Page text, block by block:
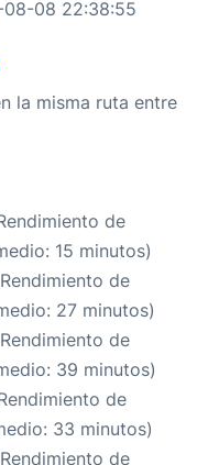
08-08 22:38:55
la misma ruta entre
de
15 minutos)
de
27 minutos)
de
39 minutos)
de
33 minutos)
de